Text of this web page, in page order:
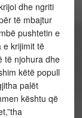
dhe ngriti
të mbajtur
pushtetin e
e krijimit të
të njohura dhe
këtë popull
palët
kështu që